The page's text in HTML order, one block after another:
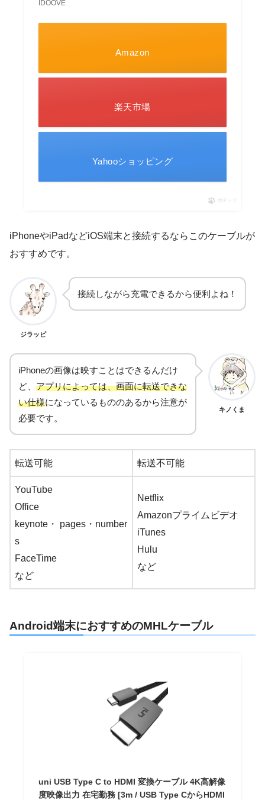
IDOOVE
Amazon
楽天市場
Yahooショッピング
ポチップ
iPhoneやiPadなどiOS端末と接続するならこのケーブルが
おすすめです。
ジラッピ
接続しながら充電できるから便利よね！
iPhoneの画像は映すことはできるんだけ
ど、 アプリによっては、画面に転送できな
い仕様になっているもののあるから注意が
必要です。
キノくま
転送可能 転送不可能
YouTube
Office
keynote・ pages・number
s
FaceTime
など
Netflix
Amazonプライムビデオ
iTunes
Hulu
など
Android端末におすすめのMHLケーブル
uni USB Type C to HDMI 変換ケーブル 4K高解像
度映像出力 在宅勤務 [3m / USB Type CからHDMI